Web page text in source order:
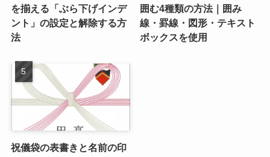
を揃える「ぶら下げインデ
ント」の設定と解除する方
法
囲む4種類の方法｜囲み
線・罫線・図形・テキスト
ボックスを使用
祝儀袋の表書きと名前の印